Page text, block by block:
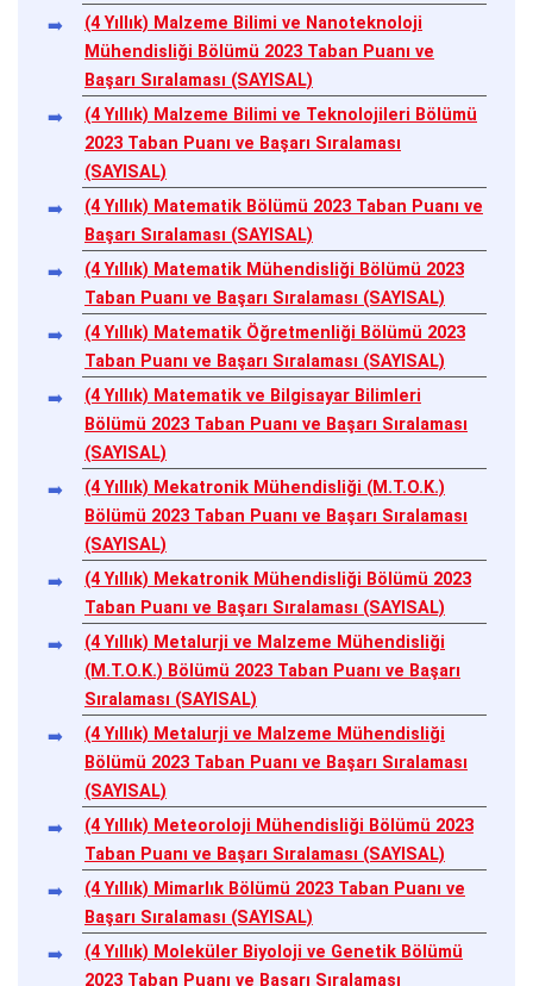
(4 Yıllık) Malzeme Bilimi ve Nanoteknoloji
Mühendisliği Bölümü 2023 Taban Puanı ve
Başarı Sıralaması (SAYISAL)
(4 Yıllık) Malzeme Bilimi ve Teknolojileri Bölümü
2023 Taban Puanı ve Başarı Sıralaması
(SAYISAL)
(4 Yıllık) Matematik Bölümü 2023 Taban Puanı ve
Başarı Sıralaması (SAYISAL)
(4 Yıllık) Matematik Mühendisliği Bölümü 2023
Taban Puanı ve Başarı Sıralaması (SAYISAL)
(4 Yıllık) Matematik Öğretmenliği Bölümü 2023
Taban Puanı ve Başarı Sıralaması (SAYISAL)
(4 Yıllık) Matematik ve Bilgisayar Bilimleri
Bölümü 2023 Taban Puanı ve Başarı Sıralaması
(SAYISAL)
(4 Yıllık) Mekatronik Mühendisliği (M.T.O.K.)
Bölümü 2023 Taban Puanı ve Başarı Sıralaması
(SAYISAL)
(4 Yıllık) Mekatronik Mühendisliği Bölümü 2023
Taban Puanı ve Başarı Sıralaması (SAYISAL)
(4 Yıllık) Metalurji ve Malzeme Mühendisliği
(M.T.O.K.) Bölümü 2023 Taban Puanı ve Başarı
Sıralaması (SAYISAL)
(4 Yıllık) Metalurji ve Malzeme Mühendisliği
Bölümü 2023 Taban Puanı ve Başarı Sıralaması
(SAYISAL)
(4 Yıllık) Meteoroloji Mühendisliği Bölümü 2023
Taban Puanı ve Başarı Sıralaması (SAYISAL)
(4 Yıllık) Mimarlık Bölümü 2023 Taban Puanı ve
Başarı Sıralaması (SAYISAL)
(4 Yıllık) Moleküler Biyoloji ve Genetik Bölümü
2023 Taban Puanı ve Başarı Sıralaması